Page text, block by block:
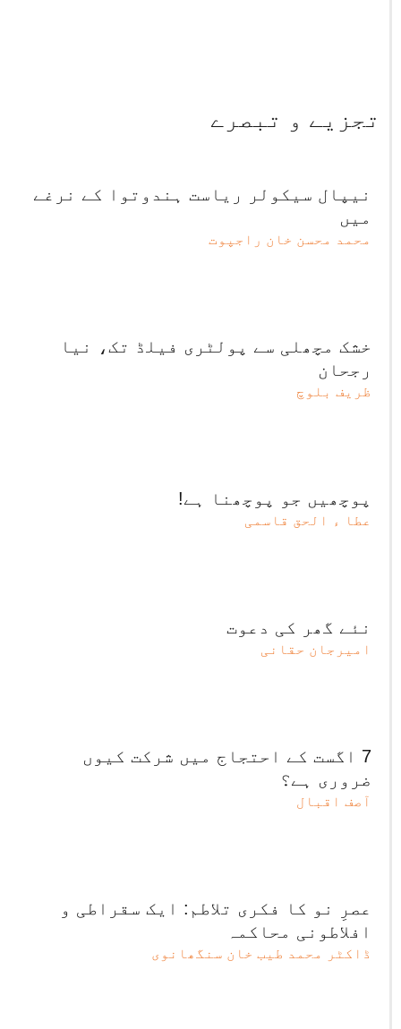
تجزیے و تبصرے
نیپال سیکولر ریاست ہندوتوا کے نرغے
میں
محمد محسن خان راجپوت
خشک مچھلی سے پولٹری فیلڈ تک، نیا
رجحان
ظریف بلوچ
پوچھیں جو پوچھنا ہے!
عطا ء الحق قاسمی
نئے گھر کی دعوت
امیرجان حقانی
7 اگست کے احتجاج میں شرکت کیوں
ضروری ہے؟
آصف اقبال
عصرِ نو کا فکری تلاطم: ایک سقراطی و
افلاطونی محاکمہ
ڈاکٹر محمد طیب خان سنگھانوی